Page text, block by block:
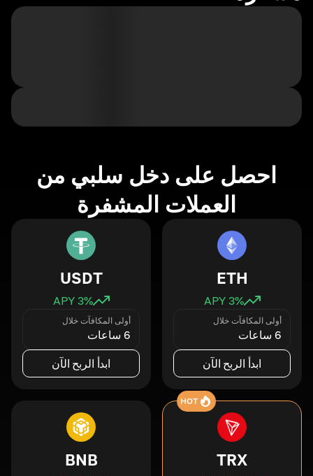
احصل على دخل سلبي من
العملات المشفرة
ETH
3% APY
أولى المكافآت خلال
6 ساعات
ابدأ الربح الآن
USDT
3% APY
أولى المكافآت خلال
6 ساعات
ابدأ الربح الآن
HOT
TRX
BNB